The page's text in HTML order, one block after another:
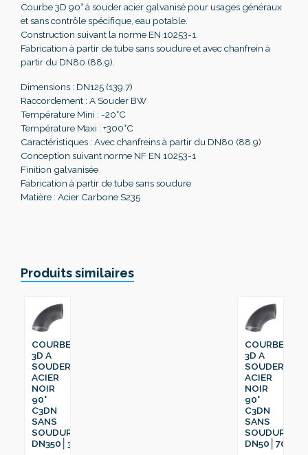
Courbe 3D 90° à souder acier galvanisé pour usages généraux
et sans contrôle spécifique, eau potable.
Construction suivant la norme EN 10253-1.
Fabrication à partir de tube sans soudure et avec chanfrein à
partir du DN80 (88.9).
Dimensions : DN125 (139.7)
Raccordement : A Souder BW
Température Mini : -20°C
Température Maxi : +300°C
Caractéristiques : Avec chanfreins à partir du DN80 (88.9)
Conception suivant norme NF EN 10253-1
Finition galvanisée
Fabrication à partir de tube sans soudure
Matière : Acier Carbone S235
Produits similaires
COURBE
3D A
SOUDER
ACIER
NOIR
90°
C3DN
SANS
SOUDURE
DN350│355.6
COURBE
3D A
SOUDER
ACIER
NOIR
90°
C3DN
SANS
SOUDURE
DN50│70